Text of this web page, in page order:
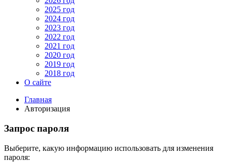
2025 год
2024 год
2023 год
2022 год
2021 год
2020 год
2019 год
2018 год
О сайте
Главная
Авторизация
Запрос пароля
Выберите, какую информацию использовать для изменения
пароля: